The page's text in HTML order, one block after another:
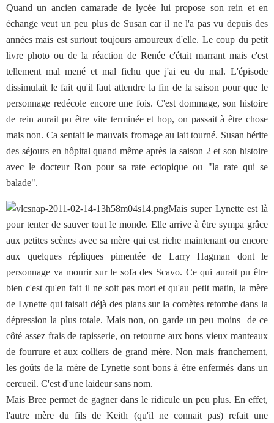
Quand un ancien camarade de lycée lui propose son rein et en
échange veut un peu plus de Susan car il ne l'a pas vu depuis des
années mais est surtout toujours amoureux d'elle. Le coup du petit
livre photo ou de la réaction de Renée c'était marrant mais c'est
tellement mal mené et mal fichu que j'ai eu du mal. L'épisode
dissimulait le fait qu'il faut attendre la fin de la saison pour que le
personnage redécole encore une fois. C'est dommage, son histoire
de rein aurait pu être vite terminée et hop, on passait à être chose
mais non. Ca sentait le mauvais fromage au lait tourné. Susan hérite
des séjours en hôpital quand même après la saison 2 et son histoire
avec le docteur Ron pour sa rate ectopique ou "la rate qui se
balade".
Mais super Lynette est là
pour tenter de sauver tout le monde. Elle arrive à être sympa grâce
aux petites scènes avec sa mère qui est riche maintenant ou encore
aux quelques répliques pimentée de Larry Hagman dont le
personnage va mourir sur le sofa des Scavo. Ce qui aurait pu être
bien c'est qu'en fait il ne soit pas mort et qu'au petit matin, la mère
de Lynette qui faisait déjà des plans sur la comètes retombe dans la
dépression la plus totale. Mais non, on garde un peu moins de ce
côté assez frais de tapisserie, on retourne aux bons vieux manteaux
de fourrure et aux colliers de grand mère. Non mais franchement,
les goûts de la mère de Lynette sont bons à être enfermés dans un
cercueil. C'est d'une laideur sans nom.
Mais Bree permet de gagner dans le ridicule un peu plus. En effet,
l'autre mère du fils de Keith (qu'il ne connait pas) refait une